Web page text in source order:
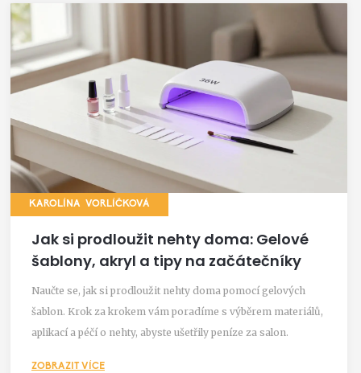
KAROLÍNA VORLÍČKOVÁ
Jak si prodloužit nehty doma: Gelové
šablony, akryl a tipy na začátečníky
Naučte se, jak si prodloužit nehty doma pomocí gelových
šablon. Krok za krokem vám poradíme s výběrem materiálů,
aplikací a péčí o nehty, abyste ušetřily peníze za salon.
ZOBRAZIT VÍCE